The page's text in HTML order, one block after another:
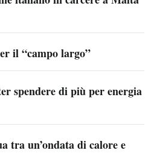
il “campo largo”
spendere di più per energia
tra un’ondata di calore e